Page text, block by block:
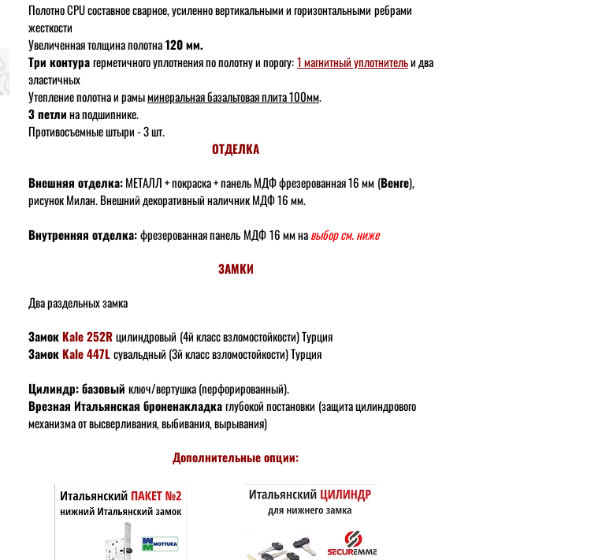
Полотно CPU составное сварное, усиленно вертикальными и горизонтальными ребрами
жесткости
Увеличенная толщина полотна120 мм.
Три контурагерметичного уплотнения по полотну и порогу:1 магнитный уплотнительи два
эластичных
Утепление полотна и рамыминеральная базальтовая плита 100мм.
3 петлина подшипнике.
Противосъемные штыри - 3 шт.
ОТДЕЛКА
Внешняя отделка:МЕТАЛЛ + покраска + панель МДФ фрезерованная 16 мм (Венге),
рисунок Милан. Внешний декоративный наличник МДФ 16 мм.
Внутренняя отделка:фрезерованная панель МДФ16 ммнавыбор см. ниже
ЗАМКИ
Два раздельных замка
ЗамокKale 252Rцилиндровый (4й класс взломостойкости) Турция
ЗамокKale 447Lсувальдный (3й класс взломостойкости) Турция
Цилиндр: базовый ключ/вертушка (перфорированный).
Врезная Итальянская броненакладкаглубокой постановки (защита цилиндрового
механизмаот высверливания, выбивания, вырывания)
Дополнительные опции: